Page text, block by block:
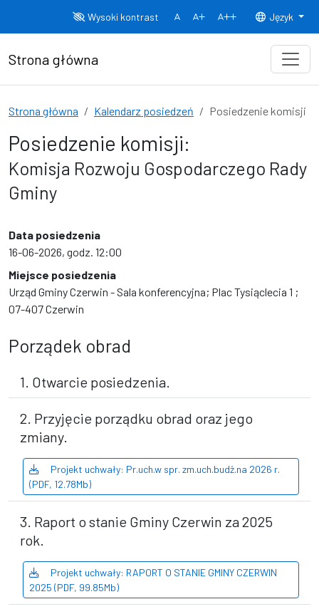
Wysoki kontrast
Normalny rozmiar czcionki
Rozmiar czcionki 150% Rozmiar
Język
Strona główna
Strona główna Kalendarz posiedzeń Posiedzenie komisji
Posiedzenie komisji:
Komisja Rozwoju Gospodarczego Rady
Gminy
Data posiedzenia
16-06-2026, godz. 12:00
Miejsce posiedzenia
Urząd Gminy Czerwin - Sala konferencyjna; Plac Tysiąclecia 1 ;
07-407 Czerwin
Porządek obrad
1. Otwarcie posiedzenia.
2. Przyjęcie porządku obrad oraz jego
zmiany.
Projekt uchwały: Pr.uch.w spr. zm.uch.budż.na 2026 r.
(PDF, 12.78Mb)
3. Raport o stanie Gminy Czerwin za 2025
rok.
Projekt uchwały: RAPORT O STANIE GMINY CZERWIN
2025 (PDF, 99.85Mb)